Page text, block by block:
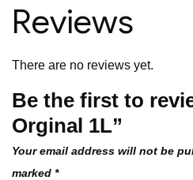
Reviews
There are no reviews yet.
Be the first to
Orginal 1L”
Your email address will not be
marked *